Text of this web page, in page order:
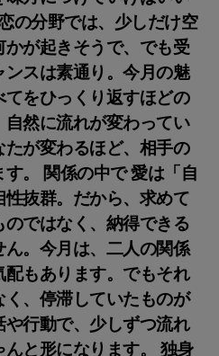
の分野では、少しだけ空
が起きそうで、でも受
スは素通り。今月の魅
をひっくり返すほどの
然に流れが変わってい
たが変わるほど、相手の
。 関係の中で 愛は「自
抜群。だから、求めて
ではなく、納得できる
。今月は、二人の関係
もあります。でもそれ
、停滞していたものが
行動で、少しずつ流れ
と形になります。 独身